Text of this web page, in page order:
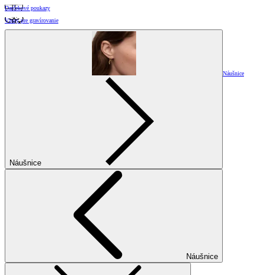
Darčekové poukazy
Vzory pre gravírovanie
Náušnice
Náušnice
Náušnice